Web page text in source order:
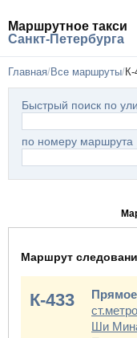
Маршрутное такси
Санкт-Петербурга
Главная Все маршруты
Быстрый поиск по
по номеру маршрута
Маршрут
К-433
Ши